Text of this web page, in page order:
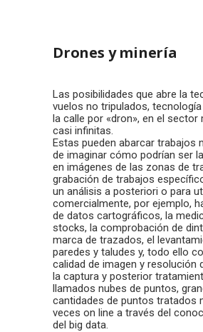
Drones y minería
Las posibilidades que abre la
vuelos no tripulados,
la calle por «dron», en el sector
casi infinitas.
Estas pueden abarcar trabajos
de imaginar cómo podrían ser
en imágenes de las zonas de
grabación de trabajos
un análisis a posteriori o para
comercialmente, por ejemplo,
de datos cartográficos, la
stocks, la comprobación de
marca de trazados, el
paredes y taludes y, todo ello
calidad de imagen y resolución
la captura y posterior
llamados nubes de puntos,
cantidades de puntos tratados
veces on line a través del
del big data.